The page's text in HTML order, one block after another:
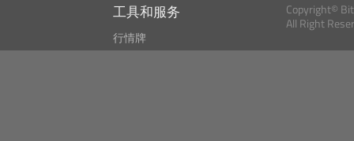
工具和服务
行情牌
Copyright©
All Right